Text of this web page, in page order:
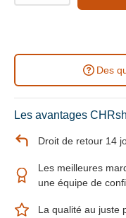
Des
Les avantages
Droit de retour 14
Les meilleures
une équipe de
La qualité au juste